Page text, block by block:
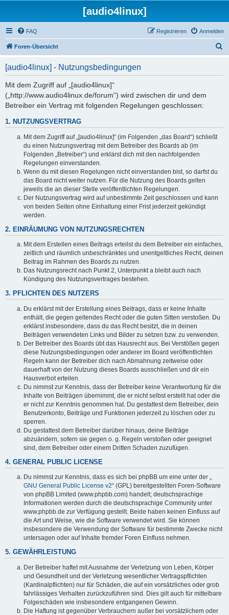
[audio4linux]
FAQ Anmelden
Registrieren
Foren-Übersicht
[audio4linux] - Nutzungsbedingungen
Mit dem Zugriff auf „[audio4linux]“
(„http://www.audio4linux.de/forum“) wird zwischen dir und dem
Betreiber ein Vertrag mit folgenden Regelungen geschlossen:
1. NUTZUNGSVERTRAG
Mit dem Zugriff auf „[audio4linux]“ (im Folgenden „das Board“) schließt
du einen Nutzungsvertrag mit dem Betreiber des Boards ab (im
Folgenden „Betreiber“) und erklärst dich mit den nachfolgenden
Regelungen einverstanden.
Wenn du mit diesen Regelungen nicht einverstanden bist, so darfst du
das Board nicht weiter nutzen. Für die Nutzung des Boards gelten
jeweils die an dieser Stelle veröffentlichten Regelungen.
Der Nutzungsvertrag wird auf unbestimmte Zeit geschlossen und kann
von beiden Seiten ohne Einhaltung einer Frist jederzeit gekündigt
werden.
2. EINRÄUMUNG VON NUTZUNGSRECHTEN
Mit dem Erstellen eines Beitrags erteilst du dem Betreiber ein einfaches,
zeitlich und räumlich unbeschränktes und unentgeltliches Recht, deinen
Beitrag im Rahmen des Boards zu nutzen.
Das Nutzungsrecht nach Punkt 2, Unterpunkt a bleibt auch nach
Kündigung des Nutzungsvertrages bestehen.
3. PFLICHTEN DES NUTZERS
Du erklärst mit der Erstellung eines Beitrags, dass er keine Inhalte
enthält, die gegen geltendes Recht oder die guten Sitten verstoßen. Du
erklärst insbesondere, dass du das Recht besitzt, die in deinen
Beiträgen verwendeten Links und Bilder zu setzen bzw. zu verwenden.
Der Betreiber des Boards übt das Hausrecht aus. Bei Verstößen gegen
diese Nutzungsbedingungen oder anderer im Board veröffentlichten
Regeln kann der Betreiber dich nach Abmahnung zeitweise oder
dauerhaft von der Nutzung dieses Boards ausschließen und dir ein
Hausverbot erteilen.
Du nimmst zur Kenntnis, dass der Betreiber keine Verantwortung für die
Inhalte von Beiträgen übernimmt, die er nicht selbst erstellt hat oder die
er nicht zur Kenntnis genommen hat. Du gestattest dem Betreiber, dein
Benutzerkonto, Beiträge und Funktionen jederzeit zu löschen oder zu
sperren.
Du gestattest dem Betreiber darüber hinaus, deine Beiträge
abzuändern, sofern sie gegen o. g. Regeln verstoßen oder geeignet
sind, dem Betreiber oder einem Dritten Schaden zuzufügen.
4. GENERAL PUBLIC LICENSE
Du nimmst zur Kenntnis, dass es sich bei phpBB um eine unter der „
GNU General Public License v2“ (GPL) bereitgestellten Foren-Software
von phpBB Limited (www.phpbb.com) handelt; deutschsprachige
Informationen werden durch die deutschsprachige Community unter
www.phpbb.de zur Verfügung gestellt. Beide haben keinen Einfluss auf
die Art und Weise, wie die Software verwendet wird. Sie können
insbesondere die Verwendung der Software für bestimmte Zwecke nicht
untersagen oder auf Inhalte fremder Foren Einfluss nehmen.
5. GEWÄHRLEISTUNG
Der Betreiber haftet mit Ausnahme der Verletzung von Leben, Körper
und Gesundheit und der Verletzung wesentlicher Vertragspflichten
(Kardinalpflichten) nur für Schäden, die auf ein vorsätzliches oder grob
fahrlässiges Verhalten zurückzuführen sind. Dies gilt auch für mittelbare
Folgeschäden wie insbesondere entgangenen Gewinn.
Die Haftung ist gegenüber Verbrauchern außer bei vorsätzlichem oder